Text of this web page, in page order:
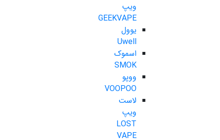
ویپ
GEEKVAPE
یوول
Uwell
اسموک
SMOK
ووپو
VOOPOO
لاست
ویپ
LOST
VAPE